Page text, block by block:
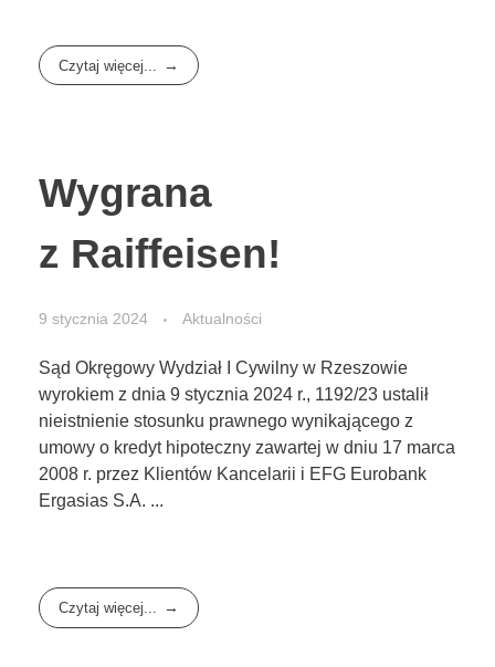
Czytaj więcej...
Wygrana
z Raiffeisen!
9 stycznia 2024 Aktualności
Sąd Okręgowy Wydział I Cywilny w Rzeszowie
wyrokiem z dnia 9 stycznia 2024 r., 1192/23 ustalił
nieistnienie stosunku prawnego wynikającego z
umowy o kredyt hipoteczny zawartej w dniu 17 marca
2008 r. przez Klientów Kancelarii i EFG Eurobank
Ergasias S.A. ...
Czytaj więcej...